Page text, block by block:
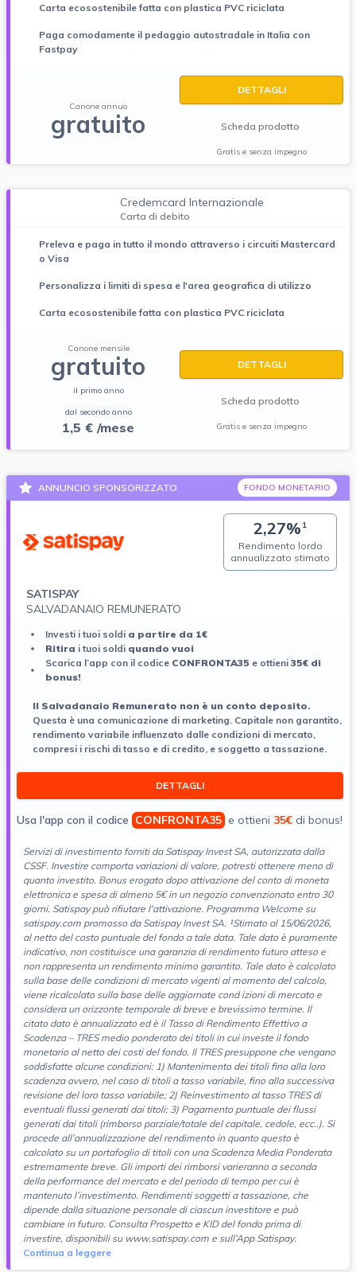
Carta ecosostenibile fatta con plastica PVC riciclata
Paga comodamente il pedaggio autostradale in Italia con
Fastpay
Canone annuo
gratuito
DETTAGLI
Scheda prodotto
Gratis e senza impegno
Credemcard Internazionale
Carta di debito
Preleva e paga in tutto il mondo attraverso i circuiti Mastercard
o Visa
Personalizza i limiti di spesa e l'area geografica di utilizzo
Carta ecosostenibile fatta con plastica PVC riciclata
Canone mensile
gratuito
il primo anno
dal secondo anno
1,5 € /mese
DETTAGLI
Scheda prodotto
Gratis e senza impegno
ANNUNCIO SPONSORIZZATO FONDO MONETARIO
2,27%1
Rendimento lordo
annualizzato stimato
SATISPAY
SALVADANAIO REMUNERATO
Investi i tuoi soldi a partire da 1€
Ritira i tuoi soldi quando vuoi
Scarica l’app con il codice CONFRONTA35 e ottieni 35€ di
bonus!
ll Salvadanaio Remunerato non è un conto deposito.
Questa è una comunicazione di marketing. Capitale non garantito,
rendimento variabile influenzato dalle condizioni di mercato,
compresi i rischi di tasso e di credito, e soggetto a tassazione.
DETTAGLI
Usa l'app con il codice CONFRONTA35 e ottieni 35€ di bonus!
Servizi di investimento forniti da Satispay Invest SA, autorizzata dalla
CSSF. Investire comporta variazioni di valore, potresti ottenere meno di
quanto investito. Bonus erogato dopo attivazione del conto di moneta
elettronica e spesa di almeno 5€ in un negozio convenzionato entro 30
giorni. Satispay può rifiutare l'attivazione. Programma Welcome su
satispay.com promosso da Satispay Invest SA. ¹Stimato al 15/06/2026,
al netto del costo puntuale del fondo a tale data. Tale dato è puramente
indicativo, non costituisce una garanzia di rendimento futuro atteso e
non rappresenta un rendimento minimo garantito. Tale dato è calcolato
sulla base delle condizioni di mercato vigenti al momento del calcolo,
viene ricalcolato sulla base delle aggiornate cond izioni di mercato e
considera un orizzonte temporale di breve e brevissimo termine. Il
citato dato è annualizzato ed è il Tasso di Rendimento Effettivo a
Scadenza – TRES medio ponderato dei titoli in cui investe il fondo
monetario al netto dei costi del fondo. Il TRES presuppone che vengano
soddisfatte alcune condizioni: 1) Mantenimento dei titoli fino alla loro
scadenza ovvero, nel caso di titoli a tasso variabile, fino alla successiva
revisione del loro tasso variabile; 2) Reinvestimento al tasso TRES di
eventuali flussi generati dai titoli; 3) Pagamento puntuale dei flussi
generati dai titoli (rimborso parziale/totale del capitale, cedole, ecc..). Si
procede all’annualizzazione del rendimento in quanto questo è
calcolato su un portafoglio di titoli con una Scadenza Media Ponderata
estremamente breve. Gli importi dei rimborsi varieranno a seconda
della performance del mercato e del periodo di tempo per cui è
mantenuto l’investimento. Rendimenti soggetti a tassazione, che
dipende dalla situazione personale di ciascun investitore e può
cambiare in futuro. Consulta Prospetto e KID del fondo prima di
investire, disponibili su www.satispay.com e sull’App Satispay.
Continua a leggere